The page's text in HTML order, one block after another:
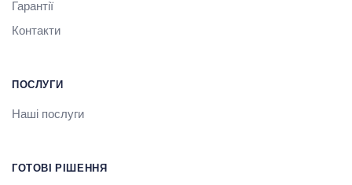
Гарантії
Контакти
ПОСЛУГИ
Наші послуги
ГОТОВІ РІШЕННЯ